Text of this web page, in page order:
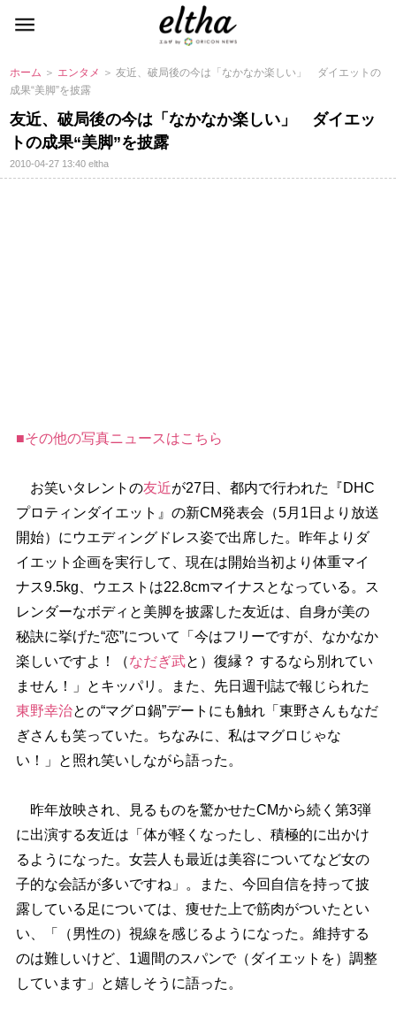
ホーム ＞ エンタメ ＞ 友近、破局後の今は「なかなか楽しい」 ダイエットの
成果“美脚”を披露
友近、破局後の今は「なかなか楽しい」 ダイエッ
トの成果“美脚”を披露
2010-04-27 13:40eltha
■その他の写真ニュースはこちら
お笑いタレントの友近が27日、都内で行われた『DHC
プロティンダイエット』の新CM発表会（5月1日より放送
開始）にウエディングドレス姿で出席した。昨年よりダ
イエット企画を実行して、現在は開始当初より体重マイ
ナス9.5kg、ウエストは22.8cmマイナスとなっている。ス
レンダーなボディと美脚を披露した友近は、自身が美の
秘訣に挙げた“恋”について「今はフリーですが、なかなか
楽しいですよ！（なだぎ武と）復縁？ するなら別れてい
ません！」とキッパリ。また、先日週刊誌で報じられた
東野幸治との“マグロ鍋”デートにも触れ「東野さんもなだ
ぎさんも笑っていた。ちなみに、私はマグロじゃな
い！」と照れ笑いしながら語った。
昨年放映され、見るものを驚かせたCMから続く第3弾
に出演する友近は「体が軽くなったし、積極的に出かけ
るようになった。女芸人も最近は美容についてなど女の
子的な会話が多いですね」。また、今回自信を持って披
露している足については、痩せた上で筋肉がついたとい
い、「（男性の）視線を感じるようになった。維持する
のは難しいけど、1週間のスパンで（ダイエットを）調整
しています」と嬉しそうに語った。